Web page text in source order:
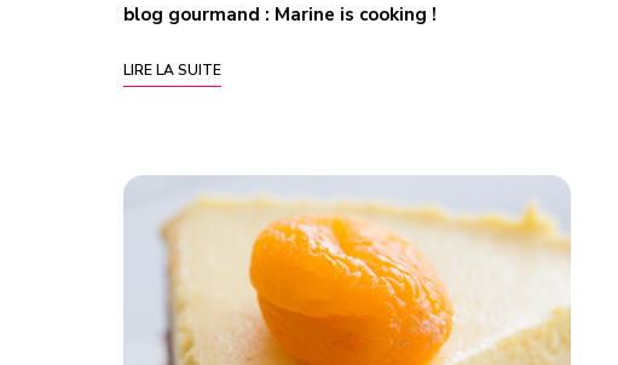
blog gourmand : Marine is cooking !
LIRE LA SUITE